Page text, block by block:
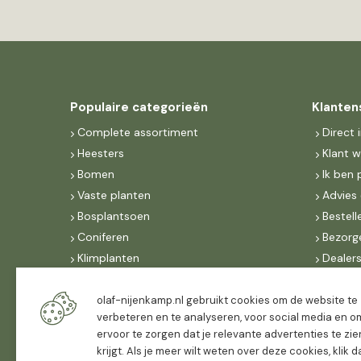
Populaire categorieën
Complete assortiment
Heesters
Bomen
Vaste planten
Bosplantsoen
Coniferen
Klimplanten
Dak, lei- & vormbomen
Dealers
Direct
Klant
Ik ben
Dealers
FAQ
olaf-nijenkamp.nl gebruikt cookies om de website te
verbeteren en te analyseren, voor social media en
ervoor te zorgen dat je relevante advertenties te
krijgt. Als je meer wilt weten over deze cookies, klik